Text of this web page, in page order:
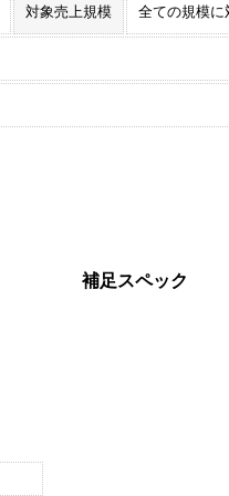
対象売上規模 全ての規模に
補足スペック